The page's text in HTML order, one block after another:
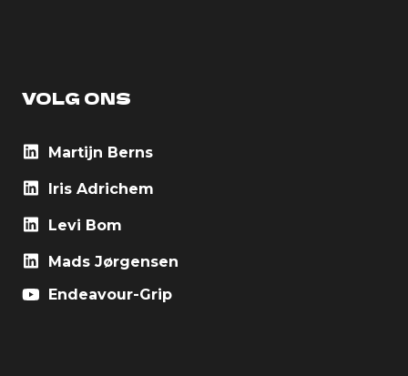
VOLG ONS
Martijn Berns
Iris Adrichem
Levi Bom
Mads Jørgensen
Endeavour-Grip